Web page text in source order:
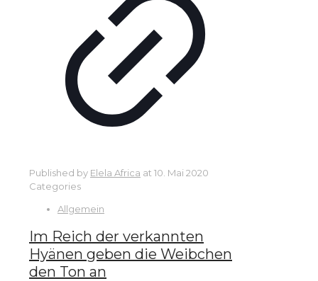
Published by Elela Africa at 10. Mai 2020
Categories
Allgemein
Im Reich der verkannten
Hyänen geben die Weibchen
den Ton an